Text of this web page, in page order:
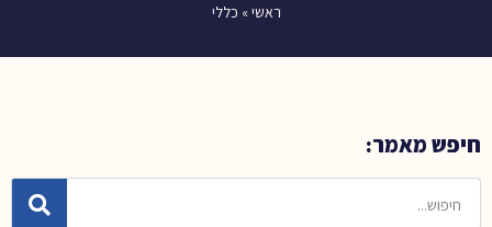
ראשי» כללי
חיפש מאמר: